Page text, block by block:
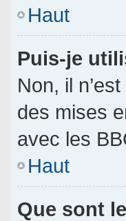
Haut
Puis-je
Non, il
des mises
avec les
Haut
Que sont